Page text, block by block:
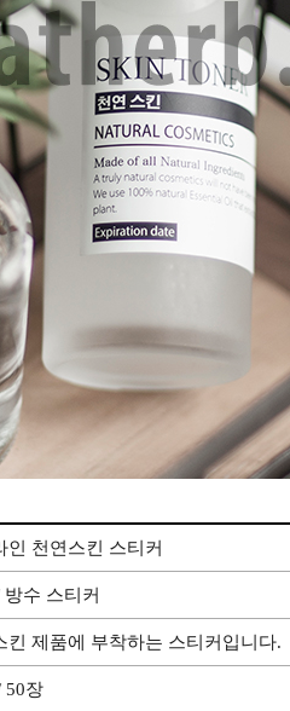
인 천연스킨 스티커
방수 스티커
킨 제품에 부착하는 스티커입니다.
50장